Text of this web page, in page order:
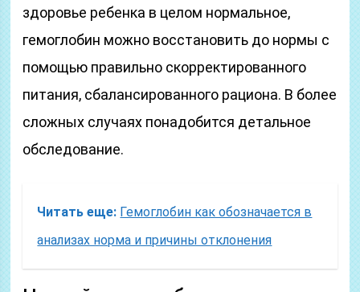
здоровье ребенка в целом нормальное,
гемоглобин можно восстановить до нормы с
помощью правильно скорректированного
питания, сбалансированного рациона. В более
сложных случаях понадобится детальное
обследование.
Читать еще: Гемоглобин как обозначается в
анализах норма и причины отклонения